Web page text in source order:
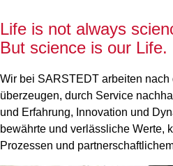
Life is not always
But science is our Life.
Wir bei SARSTEDT arbeiten nach
überzeugen, durch Service
und Erfahrung, Innovation und
bewährte und verlässliche Werte,
Prozessen und